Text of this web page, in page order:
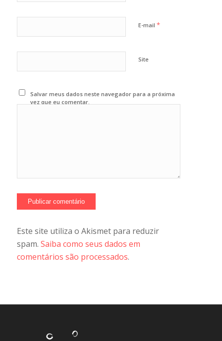
E-mail *
Site
Salvar meus dados neste navegador para a próxima
vez que eu comentar.
Este site utiliza o Akismet para reduzir
spam. Saiba como seus dados em
comentários são processados.